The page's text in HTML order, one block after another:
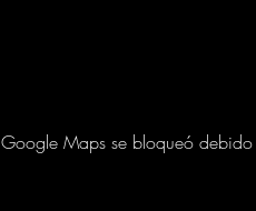
Google Maps se bloqueó debido